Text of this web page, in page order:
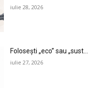
iulie 28, 2026
Folosești „eco” sau „sust...
iulie 27, 2026